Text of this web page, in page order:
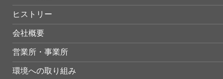
ヒストリー
会社概要
営業所・事業所
環境への取り組み